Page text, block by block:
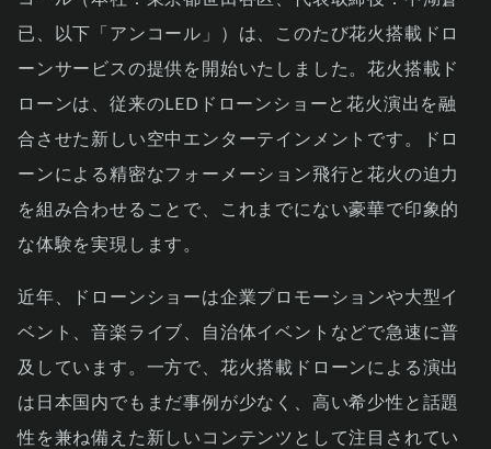
已、以下「アンコール」）は、このたび花火搭載ドロ
ーンサービスの提供を開始いたしました。花火搭載ド
ローンは、従来のLEDドローンショーと花火演出を融
合させた新しい空中エンターテインメントです。ドロ
ーンによる精密なフォーメーション飛行と花火の迫力
を組み合わせることで、これまでにない豪華で印象的
な体験を実現します。
近年、ドローンショーは企業プロモーションや大型イ
ベント、音楽ライブ、自治体イベントなどで急速に普
及しています。一方で、花火搭載ドローンによる演出
は日本国内でもまだ事例が少なく、高い希少性と話題
性を兼ね備えた新しいコンテンツとして注目されてい